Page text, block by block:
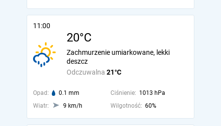
11:00
20°C
Odczuwalna 21°C
Zachmurzenie umiarkowane, lekki
deszcz
Opad: 0.1 mm Ciśnienie: 1013 hPa
Wiatr:
9 km/h Wilgotność: 60%